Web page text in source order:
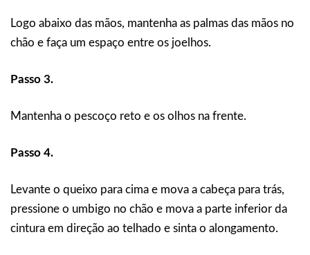
Logo abaixo das mãos, mantenha as palmas das mãos no
chão e faça um espaço entre os joelhos.
Passo 3.
Mantenha o pescoço reto e os olhos na frente.
Passo 4.
Levante o queixo para cima e mova a cabeça para trás,
pressione o umbigo no chão e mova a parte inferior da
cintura em direção ao telhado e sinta o alongamento.